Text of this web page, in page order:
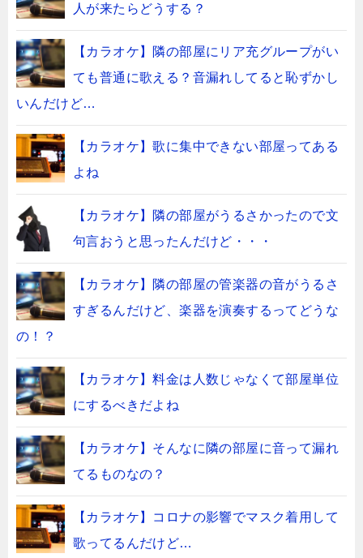
人が来たらどうする？
【カラオケ】隣の部屋にリア充グループがい
ても普通に歌える？音漏れしてると恥ずかし
いんだけど…
【カラオケ】歌に集中できない部屋ってある
よね
【カラオケ】隣の部屋がうるさかったので文
句言おうと思ったんだけど・・・
【カラオケ】隣の部屋の管楽器の音がうるさ
すぎるんだけど、楽器を演奏するってどうな
の！？
【カラオケ】料金は人数じゃなくて部屋単位
にするべきだよね
【カラオケ】そんなに隣の部屋に音って漏れ
てるものなの？
【カラオケ】コロナの影響でマスク着用して
歌ってるんだけど…